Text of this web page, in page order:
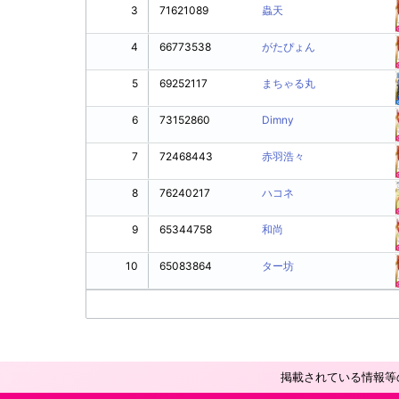
3
4
5
6
7
8
9
10
71621089 蟲天
66773538 がたぴょん
69252117 まちゃる丸
73152860 Dimny
72468443 赤羽浩々
76240217 ハコネ
65344758 和尚
65083864 ター坊
掲載されている情報